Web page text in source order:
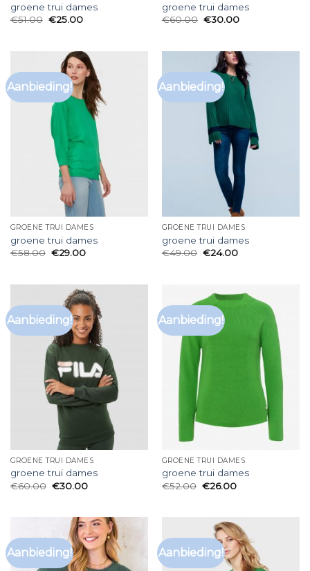
groene trui dames
€51.00 €25.00
groene trui dames
€60.00 €30.00
Aanbieding!
GROENE TRUI DAMES
groene trui dames
€58.00 €29.00
Aanbieding!
GROENE TRUI DAMES
groene trui dames
€49.00 €24.00
Aanbieding!
GROENE TRUI DAMES
groene trui dames
€60.00 €30.00
Aanbieding!
GROENE TRUI DAMES
groene trui dames
€52.00 €26.00
Aanbieding! Aanbieding!